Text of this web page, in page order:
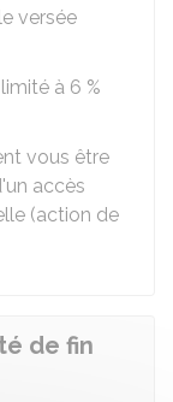
versée
à 6 %
vous être
accès
(action de
de fin